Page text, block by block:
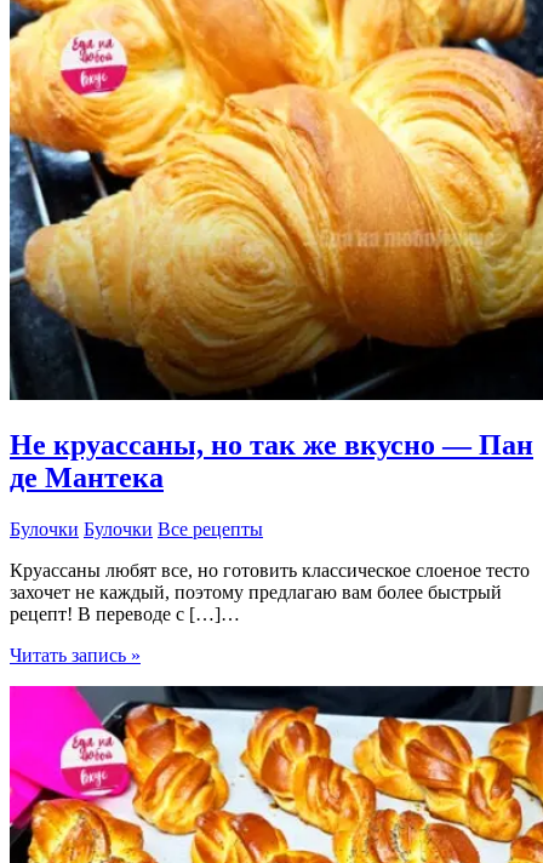
Не круассаны, но так же вкусно — Пан
де Мантека
Булочки Булочки Все рецепты
Круассаны любят все, но готовить классическое слоеное тесто
захочет не каждый, поэтому предлагаю вам более быстрый
рецепт! В переводе с […]…
Не
вкусно
—
Пан
де
Мантека
Читать запись »